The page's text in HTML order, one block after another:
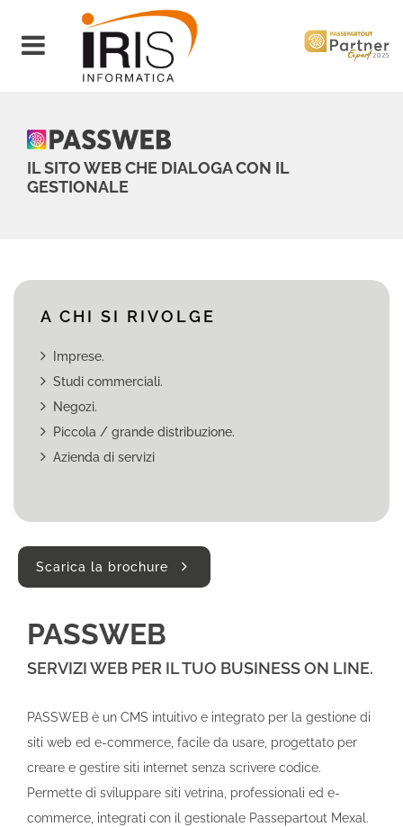
Open menu
IL SITO WEB CHE DIALOGA CON IL
GESTIONALE
A CHI SI RIVOLGE
Imprese.
Studi commerciali.
Negozi.
Piccola / grande distribuzione.
Azienda di servizi
Scarica la brochure
PASSWEB
SERVIZI WEB PER IL TUO BUSINESS ON LINE.
PASSWEB è un CMS intuitivo e integrato per la gestione di
siti web ed e-commerce, facile da usare, progettato per
creare e gestire siti internet senza scrivere codice.
Permette di sviluppare siti vetrina, professionali ed e-
commerce, integrati con il gestionale Passepartout Mexal.